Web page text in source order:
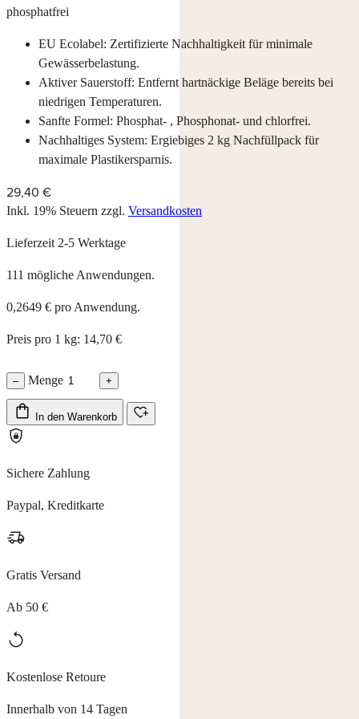
phosphatfrei
EU Ecolabel: Zertifizierte Nachhaltigkeit für minimale
Gewässerbelastung.
Aktiver Sauerstoff: Entfernt hartnäckige Beläge bereits bei
niedrigen Temperaturen.
Sanfte Formel: Phosphat- , Phosphonat- und chlorfrei.
Nachhaltiges System: Ergiebiges 2 kg Nachfüllpack für
maximale Plastikersparnis.
29,40 €
Inkl. 19% Steuern zzgl. Versandkosten
Lieferzeit 2-5 Werktage
111 mögliche Anwendungen.
0,2649 € pro Anwendung.
Preis pro 1 kg: 14,70 €
– Menge +
In den Warenkorb
Sichere Zahlung
Paypal, Kreditkarte
Gratis Versand
Ab 50 €
Kostenlose Retoure
Innerhalb von 14 Tagen